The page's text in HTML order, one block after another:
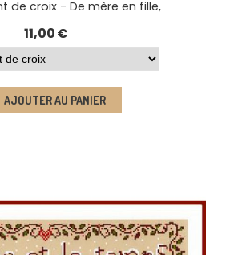
de croix - De mère en fille,
11,00€
AJOUTER AU PANIER